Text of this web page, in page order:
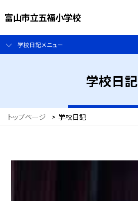
富山市立五福小学校
学校日記メニュー
学校日記
トップページ > 学校日記